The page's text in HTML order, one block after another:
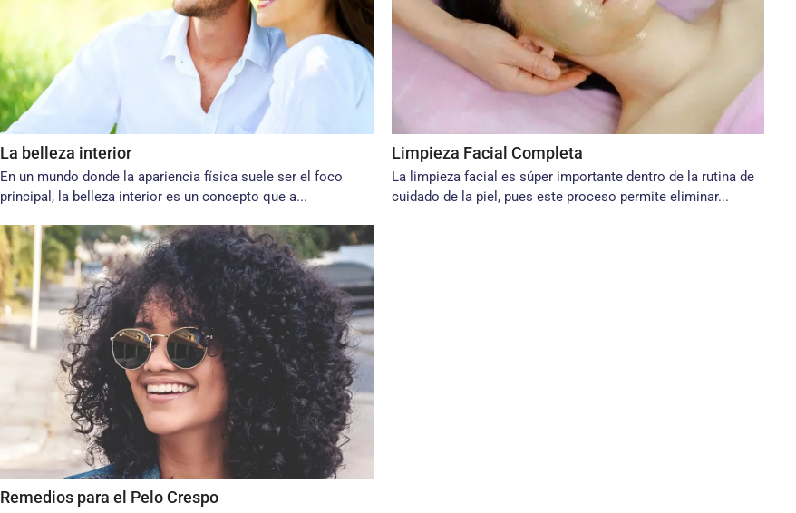
La belleza interior
En un mundo donde la apariencia física suele ser el foco
principal, la belleza interior es un concepto que a...
Limpieza Facial Completa
La limpieza facial es súper importante dentro de la rutina de
cuidado de la piel, pues este proceso permite eliminar...
Remedios para el Pelo Crespo